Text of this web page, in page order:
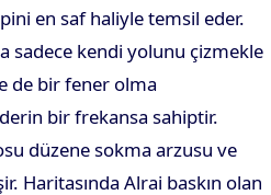
en saf haliyle temsil eder.
sadece kendi yolunu çizmekle
de bir fener olma
bir frekansa sahiptir.
düzene sokma arzusu ve
Haritasında Alrai baskın olan